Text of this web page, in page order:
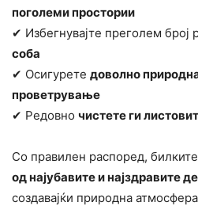
поголеми простории
✔ Избегнувајте преголем број
соба
✔ Осигурете доволно
проветрување
✔ Редовно чистете ги
Со правилен распоред,
од најубавите и најздравите
создавајќи природна